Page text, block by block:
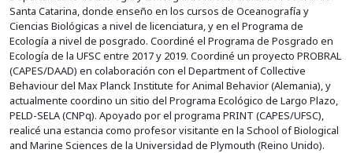
Santa Catarina, donde enseño en los cursos de Oceanografía y
Ciencias Biológicas a nivel de licenciatura, y en el Programa de
Ecología a nivel de posgrado. Coordiné el Programa de Posgrado en
Ecología de la UFSC entre 2017 y 2019. Coordiné un proyecto PROBRAL
(CAPES/DAAD) en colaboración con el Department of Collective
Behaviour del Max Planck Institute for Animal Behavior (Alemania), y
actualmente coordino un sitio del Programa Ecológico de Largo Plazo,
PELD-SELA (CNPq). Apoyado por el programa PRINT (CAPES/UFSC),
realicé una estancia como profesor visitante en la School of Biological
and Marine Sciences de la Universidad de Plymouth (Reino Unido).